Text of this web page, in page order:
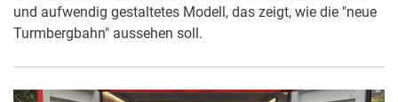
und aufwendig gestaltetes Modell, das zeigt, wie die "neue
Turmbergbahn" aussehen soll.